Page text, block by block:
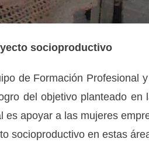
socioproductivo
de Formación Profesional
del objetivo planteado en
apoyar a las mujeres
socioproductivo en estas